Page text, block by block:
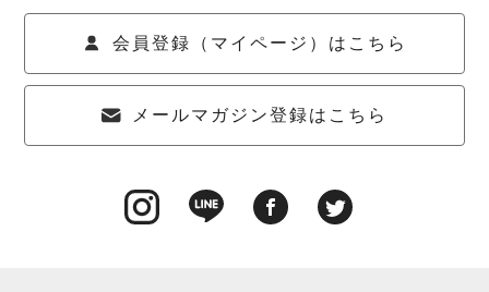
会員登録（マイページ）はこちら
メールマガジン登録はこちら